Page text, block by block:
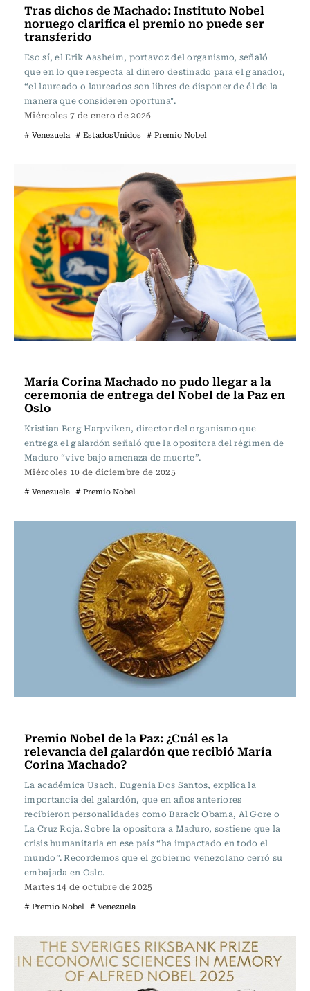
Tras dichos de Machado: Instituto Nobel
noruego clarifica el premio no puede ser
transferido
Eso sí, el Erik Aasheim, portavoz del organismo, señaló
que en lo que respecta al dinero destinado para el ganador,
“el laureado o laureados son libres de disponer de él de la
manera que consideren oportuna".
Miércoles 7 de enero de 2026
# Venezuela # EstadosUnidos # Premio Nobel
María Corina Machado no pudo llegar a la
ceremonia de entrega del Nobel de la Paz en
Oslo
Kristian Berg Harpviken, director del organismo que
entrega el galardón señaló que la opositora del régimen de
Maduro “vive bajo amenaza de muerte”.
Miércoles 10 de diciembre de 2025
# Venezuela # Premio Nobel
Premio Nobel de la Paz: ¿Cuál es la
relevancia del galardón que recibió María
Corina Machado?
La académica Usach, Eugenia Dos Santos, explica la
importancia del galardón, que en años anteriores
recibieron personalidades como Barack Obama, Al Gore o
La Cruz Roja. Sobre la opositora a Maduro, sostiene que la
crisis humanitaria en ese país “ha impactado en todo el
mundo”. Recordemos que el gobierno venezolano cerró su
embajada en Oslo.
Martes 14 de octubre de 2025
# Premio Nobel # Venezuela